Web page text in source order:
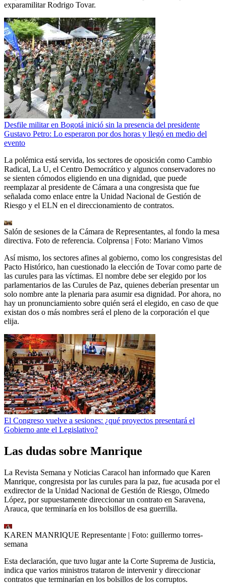
exparamilitar Rodrigo Tovar.
Desfile militar en Bogotá inició sin la presencia del presidente
Gustavo Petro: Lo esperaron por dos horas y llegó en medio del
evento
La polémica está servida, los sectores de oposición como Cambio
Radical, La U, el Centro Democrático y algunos conservadores no
se sienten cómodos eligiendo en una dignidad, que puede
reemplazar al presidente de Cámara a una congresista que fue
señalada como enlace entre la Unidad Nacional de Gestión de
Riesgo y el ELN en el direccionamiento de contratos.
Salón de sesiones de la Cámara de Representantes, al fondo la mesa
directiva. Foto de referencia. Colprensa | Foto: Mariano Vimos
Así mismo, los sectores afines al gobierno, como los congresistas del
Pacto Histórico, han cuestionado la elección de Tovar como parte de
las curules para las víctimas. El nombre debe ser elegido por los
parlamentarios de las Curules de Paz, quienes deberían presentar un
solo nombre ante la plenaria para asumir esa dignidad. Por ahora, no
hay un pronunciamiento sobre quién será el elegido, en caso de que
existan dos o más nombres será el pleno de la corporación el que
elija.
El Congreso vuelve a sesiones: ¿qué proyectos presentará el
Gobierno ante el Legislativo?
Las dudas sobre Manrique
La Revista Semana y Noticias Caracol han informado que Karen
Manrique, congresista por las curules para la paz, fue acusada por el
exdirector de la Unidad Nacional de Gestión de Riesgo, Olmedo
López, por supuestamente direccionar un contrato en Saravena,
Arauca, que terminaría en los bolsillos de esa guerrilla.
KAREN MANRIQUE Representante | Foto: guillermo torres-
semana
Esta declaración, que tuvo lugar ante la Corte Suprema de Justicia,
indica que varios ministros trataron de intervenir y direccionar
contratos que terminarían en los bolsillos de los corruptos.